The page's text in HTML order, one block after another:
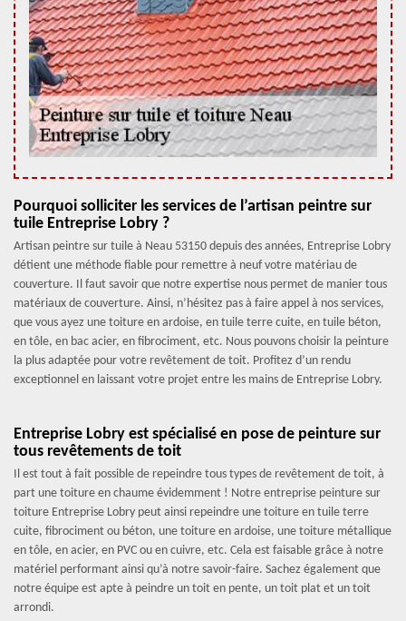
Pourquoi solliciter les services de l’artisan peintre sur
tuile Entreprise Lobry ?
Artisan peintre sur tuile à Neau 53150 depuis des années, Entreprise Lobry
détient une méthode fiable pour remettre à neuf votre matériau de
couverture. Il faut savoir que notre expertise nous permet de manier tous
matériaux de couverture. Ainsi, n’hésitez pas à faire appel à nos services,
que vous ayez une toiture en ardoise, en tuile terre cuite, en tuile béton,
en tôle, en bac acier, en fibrociment, etc. Nous pouvons choisir la peinture
la plus adaptée pour votre revêtement de toit. Profitez d’un rendu
exceptionnel en laissant votre projet entre les mains de Entreprise Lobry.
Entreprise Lobry est spécialisé en pose de peinture sur
tous revêtements de toit
Il est tout à fait possible de repeindre tous types de revêtement de toit, à
part une toiture en chaume évidemment ! Notre entreprise peinture sur
toiture Entreprise Lobry peut ainsi repeindre une toiture en tuile terre
cuite, fibrociment ou béton, une toiture en ardoise, une toiture métallique
en tôle, en acier, en PVC ou en cuivre, etc. Cela est faisable grâce à notre
matériel performant ainsi qu’à notre savoir-faire. Sachez également que
notre équipe est apte à peindre un toit en pente, un toit plat et un toit
arrondi.